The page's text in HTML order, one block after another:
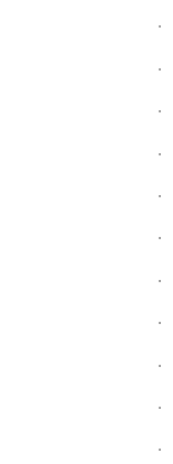
.
.
.
.
.
.
.
.
.
.
.